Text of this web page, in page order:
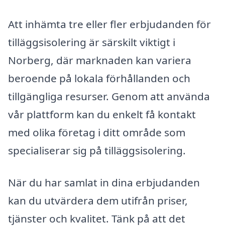
Att inhämta tre eller fler erbjudanden för
tilläggsisolering är särskilt viktigt i
Norberg, där marknaden kan variera
beroende på lokala förhållanden och
tillgängliga resurser. Genom att använda
vår plattform kan du enkelt få kontakt
med olika företag i ditt område som
specialiserar sig på tilläggsisolering.
När du har samlat in dina erbjudanden
kan du utvärdera dem utifrån priser,
tjänster och kvalitet. Tänk på att det